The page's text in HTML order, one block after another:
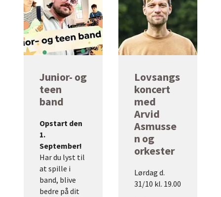
Junior- og
teen
band
Opstart den
1.
September!
Har du lyst til
at spille i
band, blive
bedre på dit
Lovsangs
koncert
med
Arvid
Asmusse
n og
orkester
Lørdag d.
31/10 kl. 19.00